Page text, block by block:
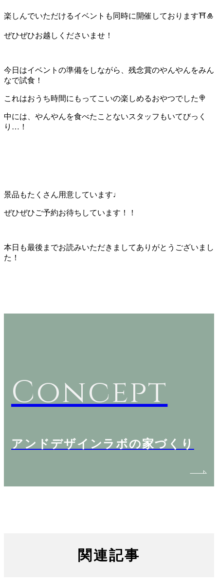
楽しんでいただけるイベントも同時に開催しております⛩🎍
ぜひぜひお越しくださいませ！
今日はイベントの準備をしながら、残念賞のやんやんをみん
なで試食！
これはおうち時間にもってこいの楽しめるおやつでした🍭
中には、やんやんを食べたことないスタッフもいてびっく
り…！
景品もたくさん用意しています♩
ぜひぜひご予約お待ちしています！！
本日も最後までお読みいただきましてありがとうございまし
た！
Concept
アンドデザインラボの家づくり
関連記事